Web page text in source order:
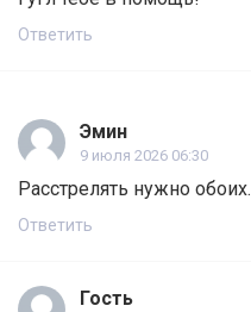
Ответить
Эмин
9 июля 2026 06:30
Расстрелять нужно обоих.
Ответить
Гость